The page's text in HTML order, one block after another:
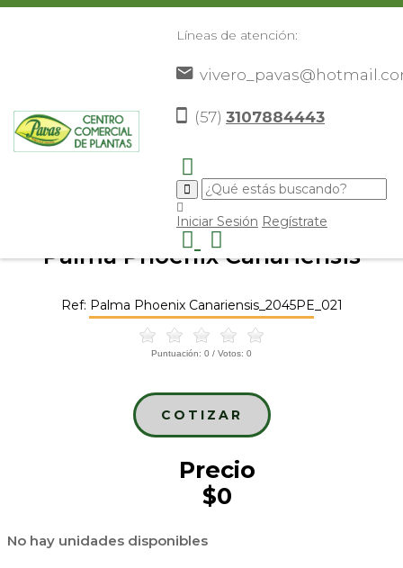
Líneas de atención:
(57) 3107884443
Iniciar Sesión Regístrate
Plantas> Palmas De Exterior>Palma
Palma Phoenix Canariensis
Ref: Palma Phoenix Canariensis_2045PE_021
Puntuación: 0 / Votos: 0
COTIZAR
Precio
$0
No hay unidades disponibles